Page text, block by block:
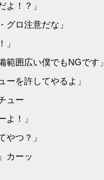
よ！？」
グロ注意だな」
」
範囲広い僕でもNGです」
ーを許してやるよ」
ュー
よ！」
やつ？」
カーッ